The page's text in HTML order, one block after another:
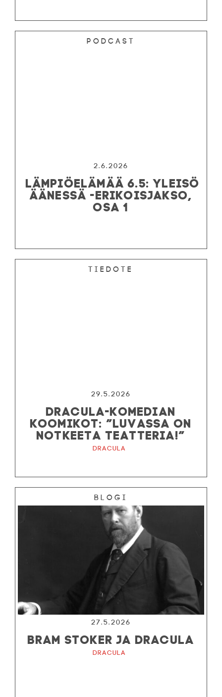
Podcast
2.6.2026
LÄMPIÖELÄMÄÄ 6.5: YLEISÖ
ÄÄNESSÄ -ERIKOISJAKSO,
OSA 1
Tiedote
29.5.2026
DRACULA-KOMEDIAN
KOOMIKOT: ”LUVASSA ON
NOTKEETA TEATTERIA!”
Dracula
Blogi
27.5.2026
BRAM STOKER JA DRACULA
Dracula